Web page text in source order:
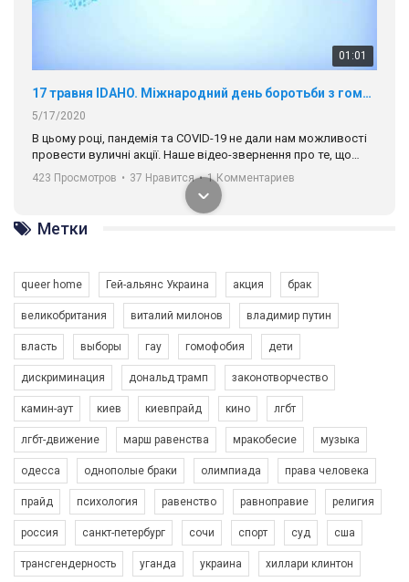
01:01
17 травня IDAHO. Міжнародний день боротьби з гомофобією трансфобією і біфобія.
5/17/2020
В цьому році, пандемія та COVІD-19 не дали нам можливості
провести вуличні акції. Наше відео-звернення про те, що
навіть коли ми у різних містах та не можемо зустрінеться, ми
разом. Ми закликаємо всіх хто поділяє цінності рівності та
солідарності, приєднатися до нас. Регіональні підрозділи
ГАУ є в 16 областях України.
Разом наш голос лунає гучніше!
423 Просмотров • 37 Нравится • 1 Комментариев
Зупинимо насильство проти ЛГБТ в Україні! Stop violence against LGBT in Ukraine!
6/30/2017
Емоційний та вражаючий промо-ролік на конкурс PACT, який
представляє програму "Гей-альянс Україна" з протидії
насильству проти ЛГБТ в Україні.
Ми просимо вашої підтримки, щоб реалізувати нашу
програму з боротьби з насильством проти ЛГБТ в Україні.
1.9K Просмотров • 226 Нравится • 5 Комментариев
Метки
queer home Гей-альянс Украина акция брак
великобритания виталий милонов владимир путин
власть выборы гау гомофобия дети
дискриминация дональд трамп законотворчество
камин-аут киев киевпрайд кино лгбт
лгбт-движение марш равенства мракобесие музыка
одесса однополые браки олимпиада права человека
прайд психология равенство равноправие религия
россия санкт-петербург сочи спорт суд сша
трансгендерность уганда украина хиллари клинтон